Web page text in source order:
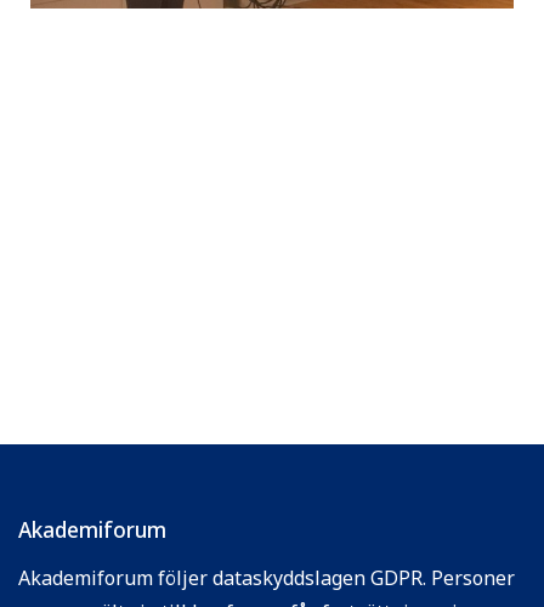
Akademiforum
Akademiforum följer dataskyddslagen GDPR. Personer